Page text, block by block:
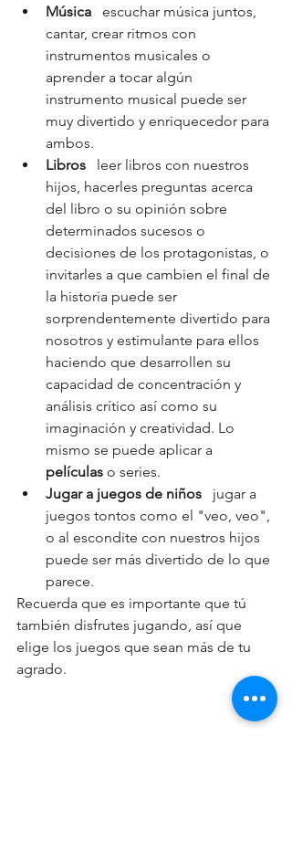
Música
   escuchar música juntos,
cantar, crear ritmos con
instrumentos musicales o
aprender a tocar algún
instrumento musical puede ser
muy divertido y enriquecedor para
ambos.
Libros leer libros con nuestros
hijos, hacerles preguntas acerca
del libro o su opinión sobre
determinados sucesos o
decisiones de los protagonistas, o
invitarles a que cambien el final de
la historia puede ser
sorprendentemente divertido para
nosotros y estimulante para ellos
haciendo que desarrollen su
capacidad de concentración y
análisis crítico así como su
imaginación y creatividad. Lo
mismo se puede aplicar a
películas o series.
Jugar a juegos de niños
jugar a
juegos tontos como el "veo, veo",
o al escondite con nuestros hijos
puede ser más divertido de lo que
parece.
Recuerda que es importante que tú
también disfrutes jugando, así que
elige los juegos que sean más de tu
agrado.